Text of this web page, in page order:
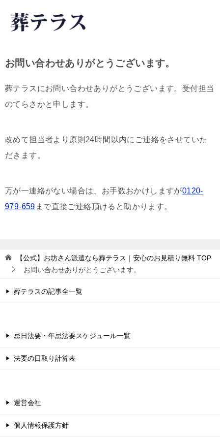
お問い合わせありがとうございます。
葬テラスにお問い合わせありがとうございます。受付担当
のてらさかと申します。
改めて担当者より原則24時間以内にご連絡をさせていた
だきます。
万が一連絡がない場合は、お手数おかけしますが0120-
979-659 まで直接ご連絡頂けると助かります。
【公式】お坊さん派遣なら葬テラス｜安心のお見積り無料 TOP
お問い合わせありがとうございます。
葬テラスの記事全一覧
忌日法要・年忌法要スケジュール一覧
法要の日取り計算表
運営会社
個人情報保護方針